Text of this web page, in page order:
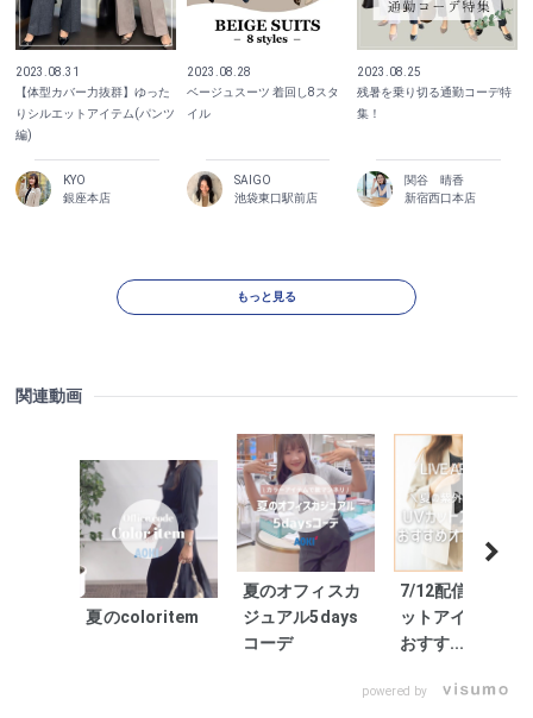
2023.08.31
【体型カバー力抜群】ゆった
りシルエットアイテム(パンツ
編)
KYO
銀座本店
2023.08.28
ベージュスーツ 着回し8スタ
イル
SAIGO
池袋東口駅前店
2023.08.25
残暑を乗り切る通勤コーデ特
集！
関谷 晴香
新宿西口本店
もっと見る
関連動画
夏のcoloritem
夏のオフィスカ
ジュアル5days
コーデ
7/12配信 UVカ
ットアイテムの
おすす...
powered by